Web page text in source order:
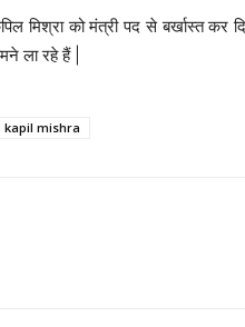
मिश्रा को मंत्री पद से बर्खास्त
ला रहे हैं |
kapil mishra